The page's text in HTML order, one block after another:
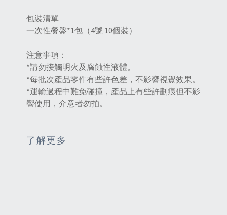
包裝清單
一次性餐盤*1包（4號 10個裝）
注意事項：
*請勿接觸明火及腐蝕性液體。
*每批次產品零件有些許色差，不影響視覺效果。
*運輸過程中難免碰撞，產品上有些許劃痕但不影
響使用，介意者勿拍。
了解更多